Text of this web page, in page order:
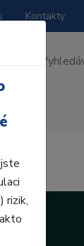
Kontakty
rizik,